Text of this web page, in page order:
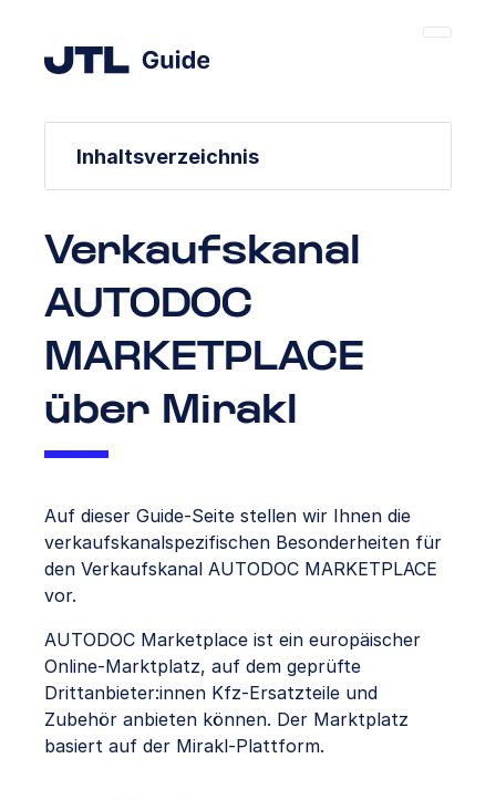
Inhaltsverzeichnis
Verkaufskanal
AUTODOC
MARKETPLACE
über Mirakl
Auf dieser Guide-Seite stellen wir Ihnen die
verkaufskanalspezifischen Besonderheiten für
den Verkaufskanal AUTODOC MARKETPLACE
vor.
AUTODOC Marketplace ist ein europäischer
Online-Marktplatz, auf dem geprüfte
Drittanbieter:innen Kfz-Ersatzteile und
Zubehör anbieten können. Der Marktplatz
basiert auf der Mirakl-Plattform.